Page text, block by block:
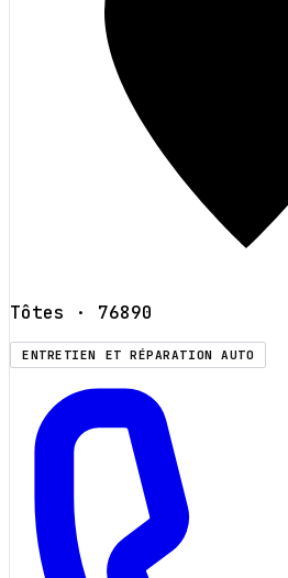
Tôtes · 76890
ENTRETIEN ET RÉPARATION AUTO